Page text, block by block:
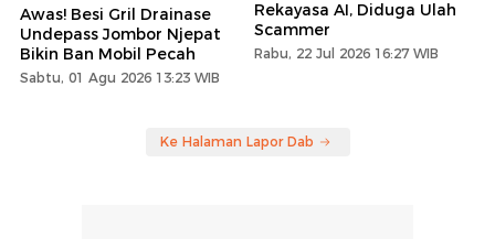
Awas! Besi Gril Drainase
Undepass Jombor Njepat
Bikin Ban Mobil Pecah
Sabtu, 01 Agu 2026 13:23 WIB
Rekayasa AI, Diduga Ulah
Scammer
Rabu, 22 Jul 2026 16:27 WIB
Ke Halaman Lapor Dab